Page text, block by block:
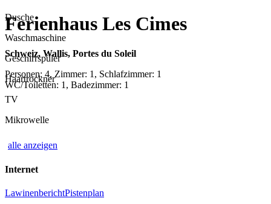
Ferienhaus Les Cimes
Schweiz, Wallis, Portes du Soleil
Personen: 4, Zimmer: 1, Schlafzimmer: 1
WC/Toiletten: 1, Badezimmer: 1
Dusche
Waschmaschine
Geschirrspüler
Haartrockner
TV
Mikrowelle
alle anzeigen
Internet
LawinenberichtPistenplan